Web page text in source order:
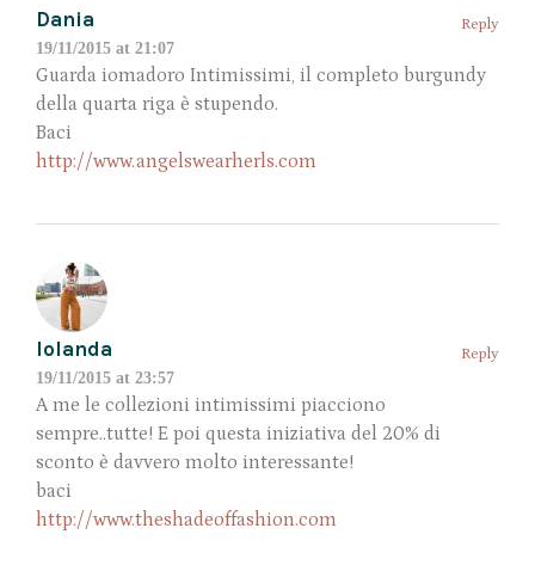
Dania
19/11/2015 at 21:07
Reply
Guarda iomadoro Intimissimi, il completo burgundy
della quarta riga è stupendo.
Baci
http://www.angelswearherls.com
Iolanda
19/11/2015 at 23:57
Reply
A me le collezioni intimissimi piacciono
sempre..tutte! E poi questa iniziativa del 20% di
sconto è davvero molto interessante!
baci
http://www.theshadeoffashion.com